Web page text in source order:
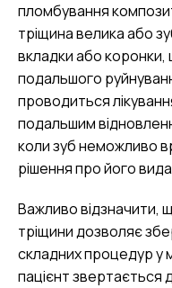
пломбування
тріщина велика або
вкладки або коронки,
подальшого
проводиться
подальшим
коли зуб неможливо
рішення про його
Важливо відзначити,
тріщини дозволяє
складних процедур у
пацієнт звертається